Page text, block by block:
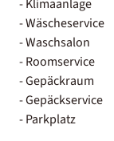
- Klimaanlage
- Wäscheservice
- Waschsalon
- Roomservice
- Gepäckraum
- Gepäckservice
- Parkplatz